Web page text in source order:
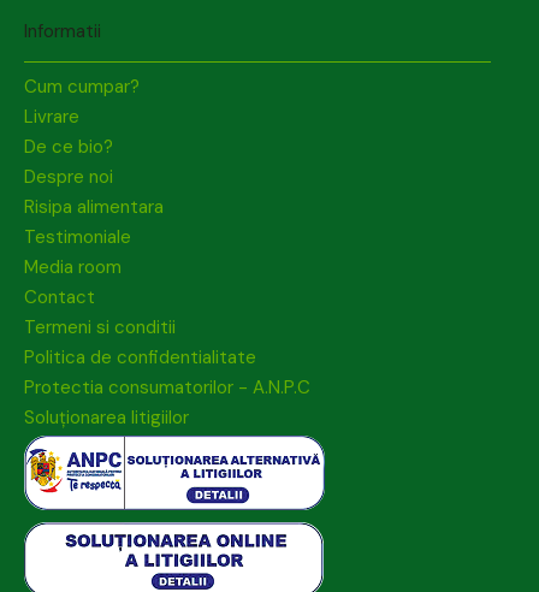
Informatii
Cum cumpar?
Livrare
De ce bio?
Despre noi
Risipa alimentara
Testimoniale
Media room
Contact
Termeni si conditii
Politica de confidentialitate
Protectia consumatorilor - A.N.P.C
Soluționarea litigiilor